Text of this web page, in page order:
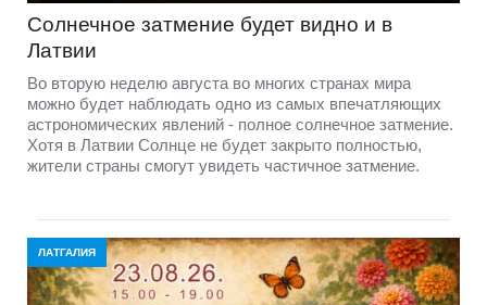
Солнечное затмение будет видно и в
Латвии
Во вторую неделю августа во многих странах мира
можно будет наблюдать одно из самых впечатляющих
астрономических явлений - полное солнечное затмение.
Хотя в Латвии Солнце не будет закрыто полностью,
жители страны смогут увидеть частичное затмение.
ЛАТГАЛИЯ